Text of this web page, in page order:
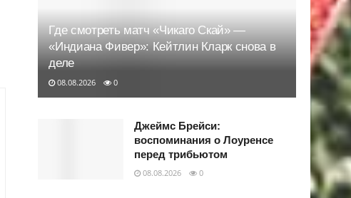
Где смотреть матч «Чикаго Скай» —
«Индиана Фивер»: Кейтлин Кларк снова в
деле
08.08.2026 0
Джеймс Брейси:
воспоминания о Лоуренсе
перед трибьютом
08.08.2026 0